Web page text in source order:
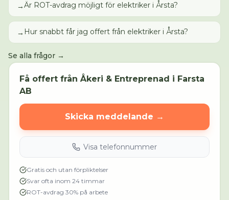
→Är ROT-avdrag möjligt för elektriker i Årsta?
→ Hur snabbt får jag offert från elektriker i Årsta?
Se alla frågor →
Få offert från Åkeri & Entreprenad i Farsta
AB
Skicka meddelande →
Visa telefonnummer
Gratis och utan förpliktelser
Svar ofta inom 24 timmar
ROT-avdrag 30% på arbete